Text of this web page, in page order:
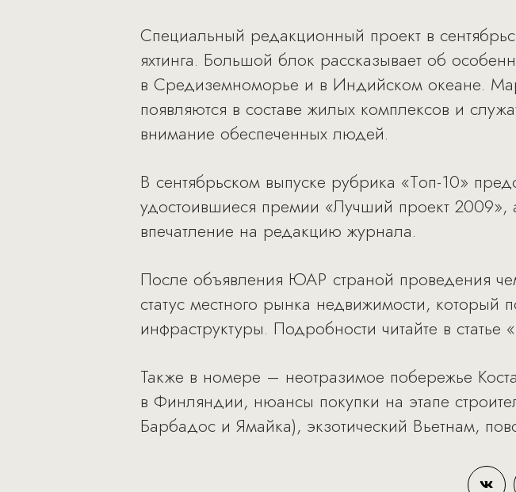
Специальный редакционный проект в
яхтинга. Большой блок рассказывает об
в Средиземноморье и в Индийском океане.
появляются в составе жилых комплексов и
внимание обеспеченных людей.
В сентябрьском выпуске рубрика «Tоп-10»
удостоившиеся премии «Лучший проект 2009»,
впечатление на редакцию журнала.
После объявления ЮАР страной проведения
статус местного рынка недвижимости, который
инфраструктуры. Подробности читайте в
Также в номере – неотразимое побережье
в Финляндии, нюансы покупки на этапе
Барбадос и Ямайка), экзотический Вьетнам,